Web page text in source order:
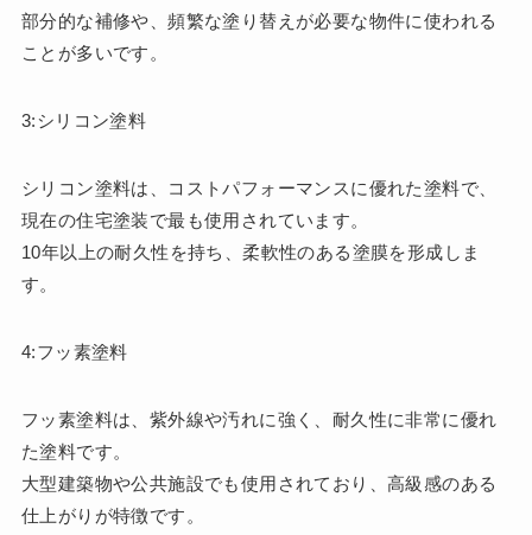
部分的な補修や、頻繁な塗り替えが必要な物件に使われる
ことが多いです。
3:シリコン塗料
シリコン塗料は、コストパフォーマンスに優れた塗料で、
現在の住宅塗装で最も使用されています。
10年以上の耐久性を持ち、柔軟性のある塗膜を形成しま
す。
4:フッ素塗料
フッ素塗料は、紫外線や汚れに強く、耐久性に非常に優れ
た塗料です。
大型建築物や公共施設でも使用されており、高級感のある
仕上がりが特徴です。